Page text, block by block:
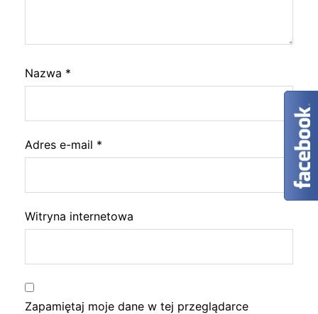
Nazwa *
Adres e-mail *
Witryna internetowa
Zapamiętaj moje dane w tej przeglądarce